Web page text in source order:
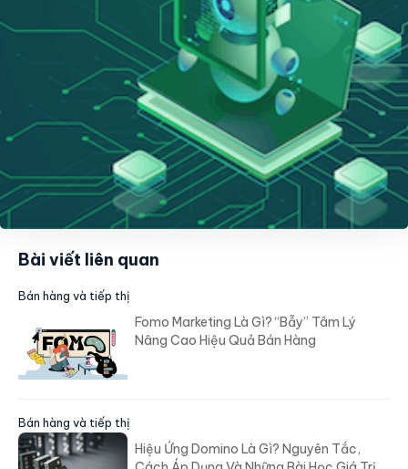
Bài viết liên quan
Bán hàng và tiếp thị
Fomo Marketing Là Gì? “Bẫy” Tâm Lý
Nâng Cao Hiệu Quả Bán Hàng
Bán hàng và tiếp thị
Hiệu Ứng Domino Là Gì? Nguyên Tắc,